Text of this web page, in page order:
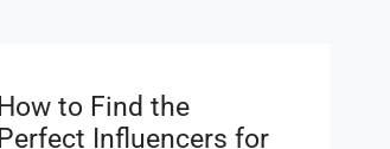
How to Find the
Perfect Influencers for